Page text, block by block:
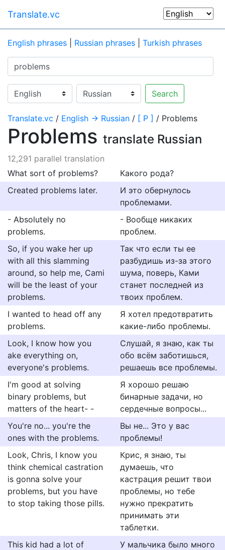
Translate.vc
English phrases Russian phrases Turkish phrases
Search
Translate.vc / English → Russian / [ P ] / Problems
Problems translate Russian
12,291 parallel translation
What sort of problems?
Какого рода?
Created problems later.
И это обернулось
проблемами.
- Absolutely no
problems.
- Вообще никаких
проблем.
So, if you wake her up
with all this slamming
around, so help me, Cami
will be the least of your
problems.
Так что если ты ее
разбудишь из-за этого
шума, поверь, Ками
станет последней из
твоих проблем.
I wanted to head off any
problems.
Я хотел предотвратить
какие-либо проблемы.
Look, I know how you
ake everything on,
everyone's problems.
Слушай, я знаю, как ты
обо всём заботишься,
решаешь все проблемы.
I'm good at solving
binary problems, but
matters of the heart- -
Я хорошо решаю
бинарные задачи, но
сердечные вопросы...
You're no... you're the
ones with the problems.
Вы не... Это у вас
проблемы!
Look, Chris, I know you
think chemical castration
is gonna solve your
problems, but you have
to stop taking those pills.
Крис, я знаю, ты
думаешь, что
кастрация решит твои
проблемы, но тебе
нужно прекратить
принимать эти
таблетки.
This kid had a lot of
У мальчика было много